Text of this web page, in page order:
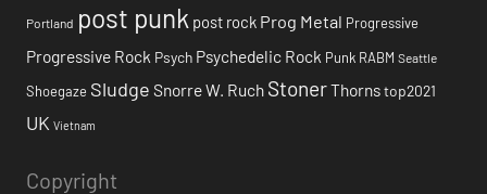
Portland post punk post rock Prog Metal Progressive
Progressive Rock Psych Psychedelic Rock Punk RABM Seattle
Shoegaze Sludge Snorre W. Ruch StonerThornstop2021
UK Vietnam
Copyright